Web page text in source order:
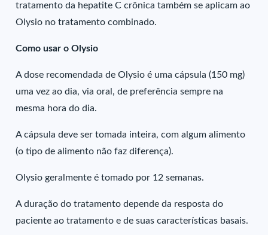
tratamento da hepatite C crônica também se aplicam ao
Olysio no tratamento combinado.
Como usar o Olysio
A dose recomendada de Olysio é uma cápsula (150 mg)
uma vez ao dia, via oral, de preferência sempre na
mesma hora do dia.
A cápsula deve ser tomada inteira, com algum alimento
(o tipo de alimento não faz diferença).
Olysio geralmente é tomado por 12 semanas.
A duração do tratamento depende da resposta do
paciente ao tratamento e de suas características basais.